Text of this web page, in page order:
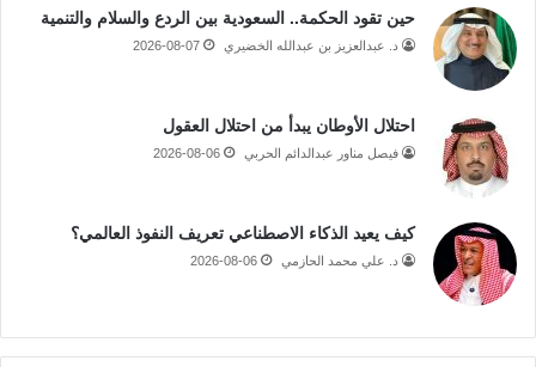
حين تقود الحكمة.. السعودية بين الردع والسلام والتنمية
د. عبدالعزيز بن عبدالله الخضيري 2026-08-07
احتلال الأوطان يبدأ من احتلال العقول
فيصل مناور عبدالدائم الحربي 2026-08-06
كيف يعيد الذكاء الاصطناعي تعريف النفوذ العالمي؟
د. علي محمد الحازمي 2026-08-06